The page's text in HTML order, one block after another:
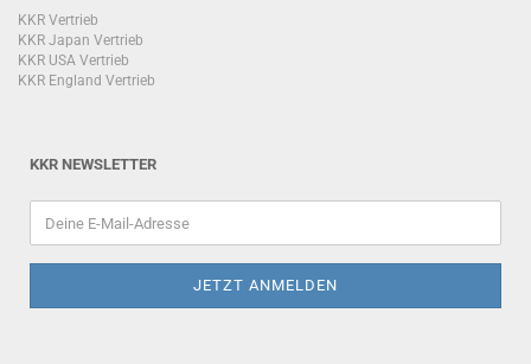
KKR Vertrieb
KKR Japan Vertrieb
KKR USA Vertrieb
KKR England Vertrieb
KKR NEWSLETTER